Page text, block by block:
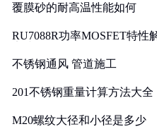
覆膜砂的耐高温性能如何
RU7088R功率MOSFET特性
不锈钢通风 管道施工
201不锈钢重量计算方法大全
M20螺纹大径和小径是多少